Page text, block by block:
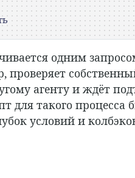
одним
проверяет
агенту и ждёт
для такого процесса
условий и